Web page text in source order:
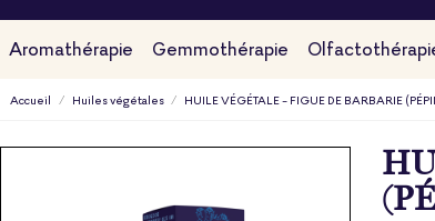
Aromathérapie Gemmothérapie
Accueil Huiles végétales HUILE VÉGÉTALE - FIGUE DE BARBARIE